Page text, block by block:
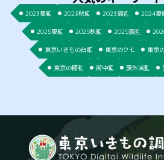
2023夏編 2023秋編 2023調査 2024夏
2025夏編 2025秋編 2025調査
東京いきもの台帳 東京のクモ 東京
東京の植物 街中編 課外活動